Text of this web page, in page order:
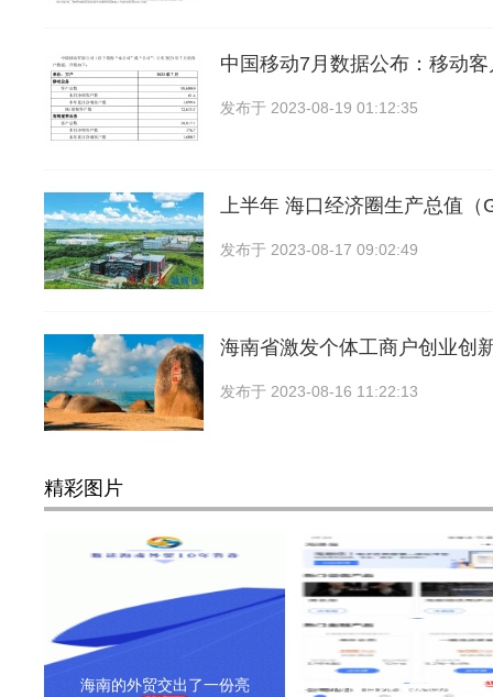
中国移动7月数据公布：移动
发布于 2023-08-19 01:12:35
上半年 海口经济圈生产总值（
发布于 2023-08-17 09:02:49
海南省激发个体工商户创业创
发布于 2023-08-16 11:22:13
精彩图片
海南的外贸交出了一份亮 海南首家省级地方征信